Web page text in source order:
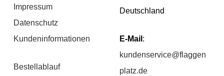
Impressum
Datenschutz
Kundeninformationen
Bestellablauf
Deutschland
E-Mail :
kundenservice@flaggen
platz.de